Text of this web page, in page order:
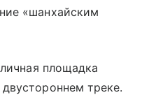
«шанхайским
площадка
треке.